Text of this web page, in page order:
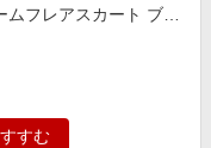
ムフレアスカート ブラ
すむ